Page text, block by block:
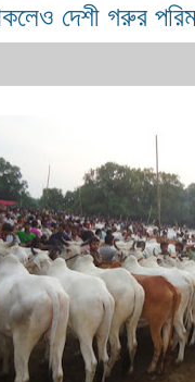
দেশী গরুর